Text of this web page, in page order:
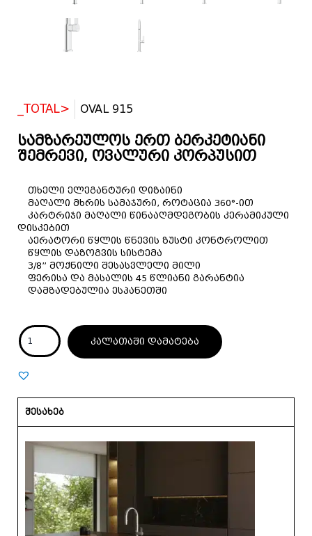
_TOTAL> OVAL 915
სამზარეულოს ერთ ბერკეტიანი
შემრევი, ოვალური კორპუსით
თხელი ელეგანტური დიზაინი
მაღალი მხრის სამაჯური, როტაცია 360°-ით
კარტრიჯი მაღალი წინააღმდეგობის კერამიკული
დისკებით
აერატორი წყლის წნევის ზუსტი კონტროლით
წყლის დაზოგვის სისტემა
3/8” მოქნილი შესასვლელი მილი
ფერისა და მასალის 45 წლიანი გარანტია
დამზადებულია ესპანეთში
კალათაში დამატება
შესახებ